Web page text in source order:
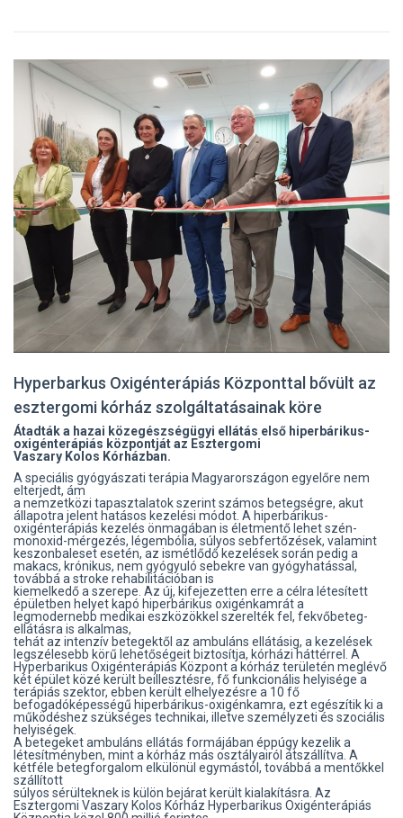
Hyperbarkus Oxigénterápiás Központtal bővült az
esztergomi kórház szolgáltatásainak köre
Átadták a hazai közegészségügyi ellátás első hiperbárikus-
oxigénterápiás központját az Esztergomi
Vaszary Kolos Kórházban.
A speciális gyógyászati terápia Magyarországon egyelőre nem
elterjedt, ám
a nemzetközi tapasztalatok szerint számos betegségre, akut
állapotra jelent hatásos kezelési módot. A hiperbárikus-
oxigénterápiás kezelés önmagában is életmentő lehet szén-
monoxid-mérgezés, légembólia, súlyos sebfertőzések, valamint
keszonbaleset esetén, az ismétlődő kezelések során pedig a
makacs, krónikus, nem gyógyuló sebekre van gyógyhatással,
továbbá a stroke rehabilitációban is
kiemelkedő a szerepe. Az új, kifejezetten erre a célra létesített
épületben helyet kapó hiperbárikus oxigénkamrát a
legmodernebb medikai eszközökkel szerelték fel, fekvőbeteg-
ellátásra is alkalmas,
tehát az intenzív betegektől az ambuláns ellátásig, a kezelések
legszélesebb körű lehetőségeit biztosítja, kórházi háttérrel. A
Hyperbarikus Oxigénterápiás Központ a kórház területén meglévő
két épület közé került beillesztésre, fő funkcionális helyisége a
terápiás szektor, ebben került elhelyezésre a 10 fő
befogadóképességű hiperbárikus-oxigénkamra, ezt egészítik ki a
működéshez szükséges technikai, illetve személyzeti és szociális
helyiségek.
A betegeket ambuláns ellátás formájában éppúgy kezelik a
létesítményben, mint a kórház más osztályairól átszállítva. A
kétféle betegforgalom elkülönül egymástól, továbbá a mentőkkel
szállított
súlyos sérülteknek is külön bejárat került kialakításra. Az
Esztergomi Vaszary Kolos Kórház Hyperbarikus Oxigénterápiás